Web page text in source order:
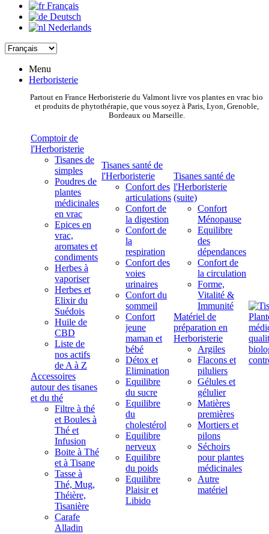
Français
Deutsch
Nederlands
Menu
Herboristerie
Partout en France Herboristerie du Valmont livre vos plantes en vrac bio
et produits de phytothérapie, que vous soyez à Paris, Lyon, Grenoble,
Bordeaux ou Marseille.
Comptoir de
l'Herboristerie
Tisanes de
simples
Poudres de
plantes
médicinales
en vrac
Epices en
vrac,
aromates et
condiments
Herbes à
vaporiser
Herbes et
Elixir du
Suédois
Huile de
CBD
Liste de
nos actifs
de A à Z
Accessoires
autour des tisanes
et du thé
Filtre à thé
et Boules à
Thé et
Infusion
Boite à Thé
et à Tisane
Tasse à
Thé, Mug,
Théière,
Tisanière
Carafe
Alladin
Tisanes santé de
l'Herboristerie
Confort des
articulations
Confort de
la digestion
Confort de
la
respiration
Confort des
voies
urinaires
Confort du
sommeil
Confort
jeune
maman et
bébé
Détox et
Elimination
Equilibre
du sucre
Equilibre
du
cholestérol
Equilibre
nerveux
Equilibre
du poids
Equilibre
Plaisir et
Libido
Tisanes santé de
l'Herboristerie
(suite)
Confort
Ménopause
Equilibre
des
dépendances
Confort de
la circulation
Forme,
Vitalité &
Immunité
Matériel de
préparation en
Herboristerie
Argiles
Flacons et
piluliers
Gélules et
gélulier
Matières
premières
Mortiers et
pilons
Séchoirs
pour plantes
médicinales
Autre
matériel